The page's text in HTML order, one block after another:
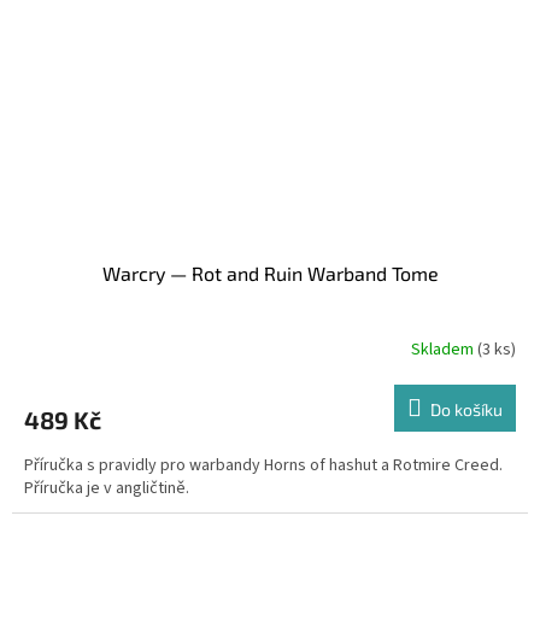
Warcry — Rot and Ruin Warband Tome
Skladem (3 ks)
489 Kč Do košíku
Příručka s pravidly pro warbandy Horns of hashut a Rotmire Creed.
Příručka je v angličtině.